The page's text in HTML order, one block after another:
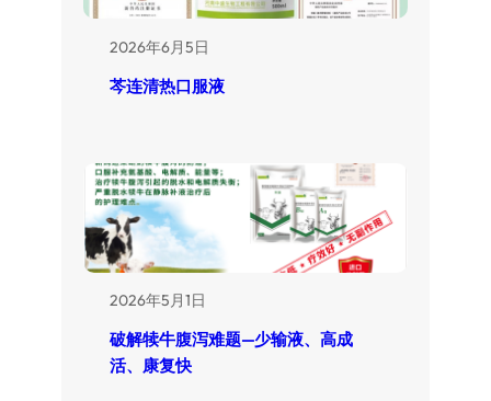
2026年6月5日
芩连清热口服液
2026年5月1日
破解犊牛腹泻难题—少输液、高成
活、康复快